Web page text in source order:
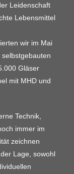
Leidenschaft
Lebensmittel
wir im Mai
Gläser
mit MHD und
Technik,
immer im
zeichnen
Lage, sowohl